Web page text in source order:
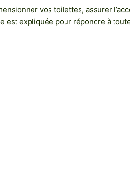
vos toilettes, assurer
est expliquée pour répondre à